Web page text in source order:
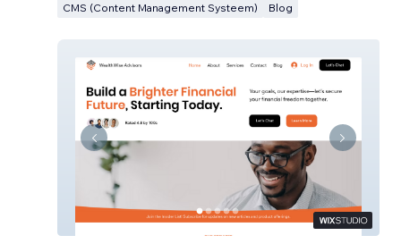
CMS (Content Management Systeem) Blog